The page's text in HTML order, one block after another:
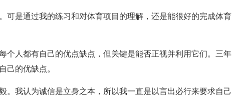
可是通过我的练习和对体育项目的理解，还是能很好的完成体育
个人都有自己的优点缺点，但关键是能否正视并利用它们。三年
己的优缺点。
。我认为诚信是立身之本，所以我一直是以言出必行来要求自己